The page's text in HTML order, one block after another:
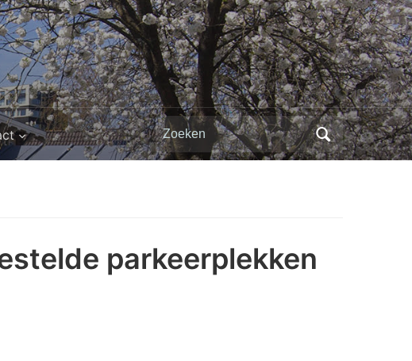
Zoeken
naar:
parkeerplekken